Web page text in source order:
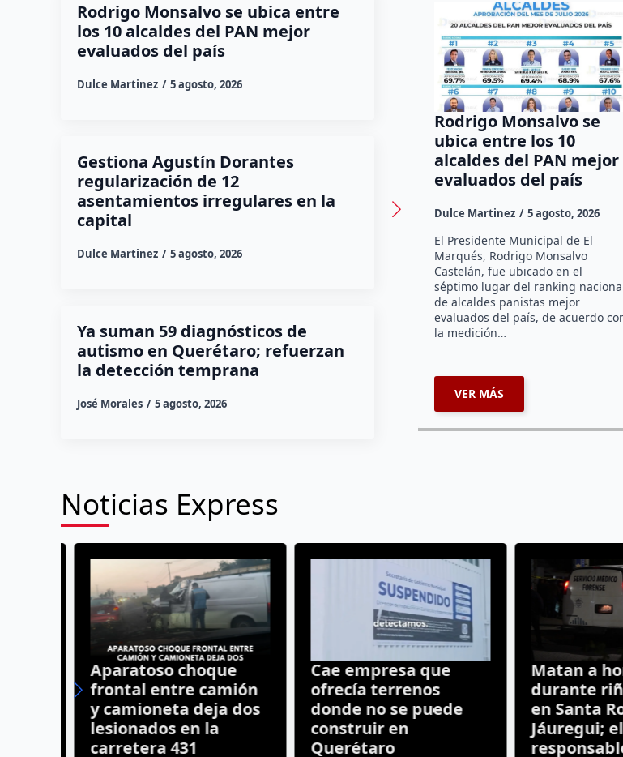
Rodrigo Monsalvo se ubica entre
los 10 alcaldes del PAN mejor
evaluados del país
Dulce Martinez 5 agosto, 2026
Gestiona Agustín Dorantes
regularización de 12
asentamientos irregulares en la
capital
Dulce Martinez 5 agosto, 2026
Ya suman 59 diagnósticos de
autismo en Querétaro; refuerzan
la detección temprana
José Morales 5 agosto, 2026
Rodrigo Monsalvo se
ubica entre los 10
alcaldes del PAN mejor
evaluados del país
Dulce Martinez 5 agosto, 2026
El Presidente Municipal de El
Marqués, Rodrigo Monsalvo
Castelán, fue ubicado en el
séptimo lugar del ranking
de alcaldes panistas mejor
evaluados del país, de acuerdo
la medición…
VER MÁS
Noticias Express
Aparatoso choque
frontal entre camión
y camioneta deja dos
lesionados en la
carretera 431
Cae empresa que
ofrecía terrenos
donde no se puede
construir en
Querétaro
Matan a
durante
en Santa
Jáuregui; el